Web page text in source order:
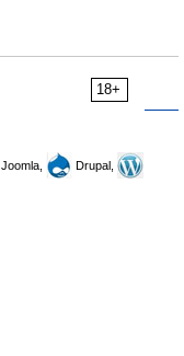
18+
Joomla,
Drupal,